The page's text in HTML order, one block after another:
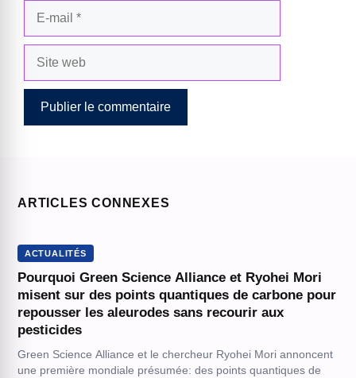
ARTICLES CONNEXES
ACTUALITÉS
Pourquoi Green Science Alliance et Ryohei Mori
misent sur des points quantiques de carbone pour
repousser les aleurodes sans recourir aux
pesticides
Green Science Alliance et le chercheur Ryohei Mori annoncent
une première mondiale présumée: des points quantiques de